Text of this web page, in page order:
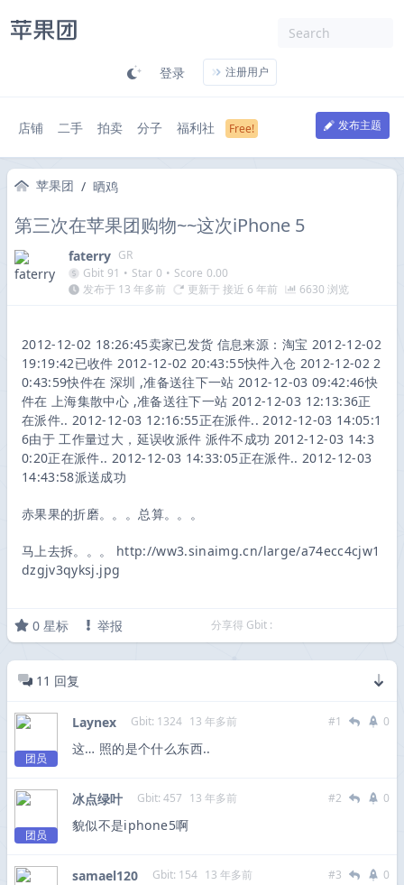
登录 注册用户
店铺 二手 拍卖 分子 福利社 发布主题
苹果团 / 晒鸡
第三次在苹果团购物~~这次iPhone 5
faterry GR
Gbit 91 • Star 0 • Score 0.00
发布于 13 年多前
更新于 接近 6 年前 6630 浏览
2012-12-02 18:26:45卖家已发货 信息来源：淘宝 2012-12-02
19:19:42已收件 2012-12-02 20:43:55快件入仓 2012-12-02 2
0:43:59快件在 深圳 ,准备送往下一站 2012-12-03 09:42:46快
件在 上海集散中心 ,准备送往下一站 2012-12-03 12:13:36正
在派件.. 2012-12-03 12:16:55正在派件.. 2012-12-03 14:05:1
6由于 工作量过大，延误收派件 派件不成功 2012-12-03 14:3
0:20正在派件.. 2012-12-03 14:33:05正在派件.. 2012-12-03
14:43:58派送成功
赤果果的折磨。。。总算。。。
马上去拆。。。 http://ww3.sinaimg.cn/large/a74ecc4cjw1
dzgjv3qyksj.jpg
0 星标 举报 分享得 Gbit :
11 回复
团员
Laynex Gbit: 1324 13 年多前 #1 0
这… 照的是个什么东西..
团员
冰点绿叶 Gbit: 457 13 年多前 #2 0
貌似不是iphone5啊
samael120 Gbit: 154 13 年多前 #3 0